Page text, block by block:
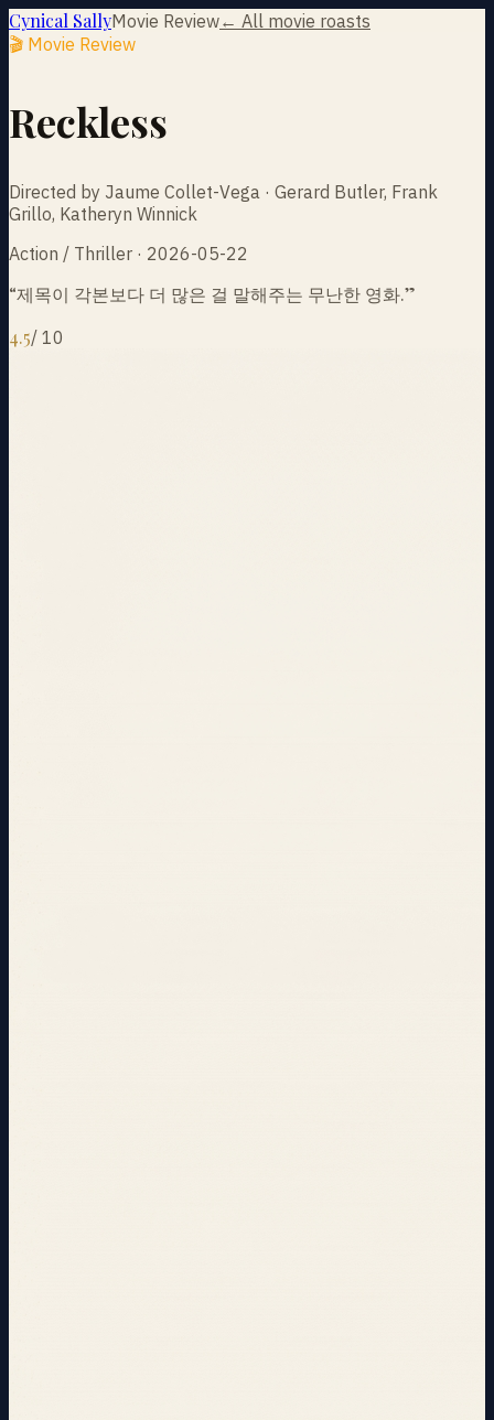
Cynical SallyMovie Review← All movie roasts
🎬 Movie Review
Reckless
Directed by Jaume Collet-Vega · Gerard Butler, Frank
Grillo, Katheryn Winnick
Action / Thriller · 2026-05-22
“제목이 각본보다 더 많은 걸 말해주는 무난한 영화.”
4.5/ 10